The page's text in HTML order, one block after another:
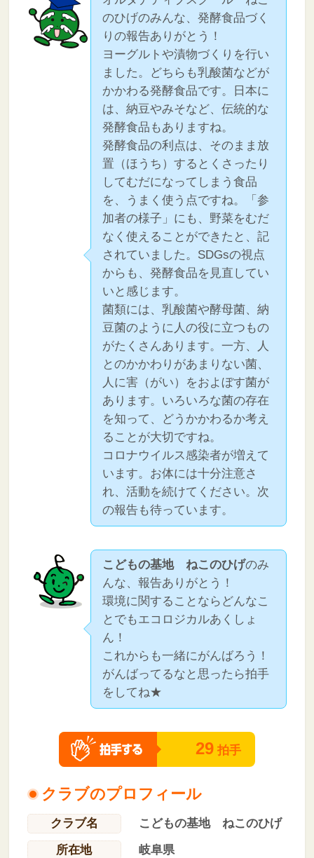
のひげのみんな、発酵食品づく
りの報告ありがとう！
ヨーグルトや漬物づくりを行い
ました。どちらも乳酸菌などが
かかわる発酵食品です。日本に
は、納豆やみそなど、伝統的な
発酵食品もありますね。
発酵食品の利点は、そのまま放
置（ほうち）するとくさったり
してむだになってしまう食品
を、うまく使う点ですね。「参
加者の様子」にも、野菜をむだ
なく使えることができたと、記
されていました。SDGsの視点
からも、発酵食品を見直してい
いと感じます。
菌類には、乳酸菌や酵母菌、納
豆菌のように人の役に立つもの
がたくさんあります。一方、人
とのかかわりがあまりない菌、
人に害（がい）をおよぼす菌が
あります。いろいろな菌の存在
を知って、どうかかわるか考え
ることが大切ですね。
コロナウイルス感染者が増えて
います。お体には十分注意さ
れ、活動を続けてください。次
の報告も待っています。
こどもの基地 ねこのひげのみ
んな、報告ありがとう！
環境に関することならどんなこ
とでもエコロジカルあくしょ
ん！
これからも一緒にがんばろう！
がんばってるなと思ったら拍手
をしてね★
29 拍手
クラブのプロフィール
クラブ名
こどもの基地 ねこのひげ
所在地
岐阜県